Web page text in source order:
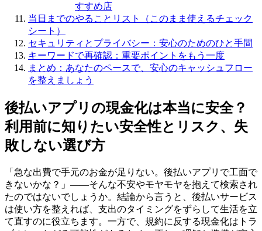
すすめ店
当日までのやることリスト（このまま使えるチェック
シート）
セキュリティとプライバシー：安心のためのひと手間
キーワードで再確認：重要ポイントをもう一度
まとめ：あなたのペースで、安心のキャッシュフロー
を整えましょう
後払いアプリの現金化は本当に安全？
利用前に知りたい安全性とリスク、失
敗しない選び方
「急な出費で手元のお金が足りない。後払いアプリで工面で
きないかな？」――そんな不安やモヤモヤを抱えて検索され
たのではないでしょうか。結論から言うと、後払いサービス
は使い方を整えれば、支出のタイミングをずらして生活を立
て直すのに役立ちます。一方で、規約に反する現金化はトラ